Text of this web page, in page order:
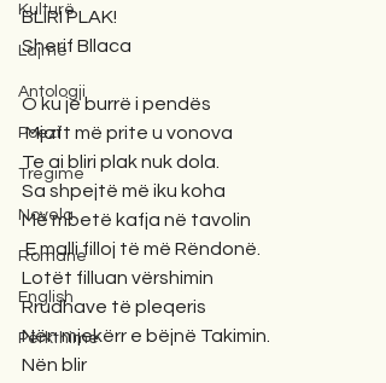
Kulturë
Lajme
Antologji
Poezi
Tregime
Novela
Romane
English
Përkthime
BLIRI PLAK!
Sherif Bllaca
O ku je burrë i pendës
Mjaft më prite u vonova
Te ai bliri plak nuk dola.
Sa shpejtë më iku koha
Më mbetë kafja në tavolin
E malli filloj të më Rëndonë.
Lotët filluan vërshimin
Rrudhave të pleqeris
Nën mjekërr e bëjnë Takimin.
Nën blir